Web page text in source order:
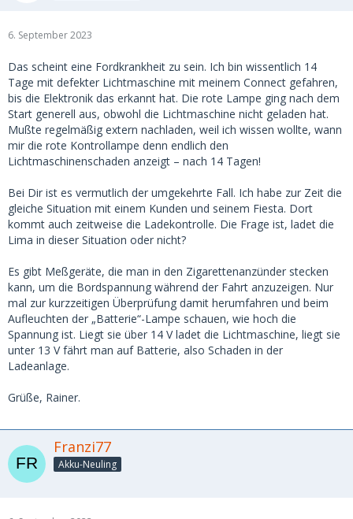
6. September 2023
Das scheint eine Fordkrankheit zu sein. Ich bin wissentlich 14
Tage mit defekter Lichtmaschine mit meinem Connect gefahren,
bis die Elektronik das erkannt hat. Die rote Lampe ging nach dem
Start generell aus, obwohl die Lichtmaschine nicht geladen hat.
Mußte regelmäßig extern nachladen, weil ich wissen wollte, wann
mir die rote Kontrollampe denn endlich den
Lichtmaschinenschaden anzeigt – nach 14 Tagen!
Bei Dir ist es vermutlich der umgekehrte Fall. Ich habe zur Zeit die
gleiche Situation mit einem Kunden und seinem Fiesta. Dort
kommt auch zeitweise die Ladekontrolle. Die Frage ist, ladet die
Lima in dieser Situation oder nicht?
Es gibt Meßgeräte, die man in den Zigarettenanzünder stecken
kann, um die Bordspannung während der Fahrt anzuzeigen. Nur
mal zur kurzzeitigen Überprüfung damit herumfahren und beim
Aufleuchten der „Batterie“-Lampe schauen, wie hoch die
Spannung ist. Liegt sie über 14 V ladet die Lichtmaschine, liegt sie
unter 13 V fährt man auf Batterie, also Schaden in der
Ladeanlage.
Grüße, Rainer.
Franzi77
Akku-Neuling